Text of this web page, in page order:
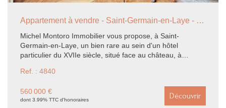
Appartement à vendre - Saint-Germain-en-Laye - 80.53m2 - 1 chambre
Michel Montoro Immobilier vous propose, à Saint-
Germain-en-Laye, un bien rare au sein d'un hôtel
particulier du XVIIe siècle, situé face au château, à
l'appartement de 80.53 m² se compose de : - Une entrée,
- Un double séjour traversant lumineux avec cheminée, -
Une cuisine indépendante, - Une salle de bains, - Un WC
Ref. : 4840
560 000 €
dont 3.99% TTC d'honoraires Découvrir